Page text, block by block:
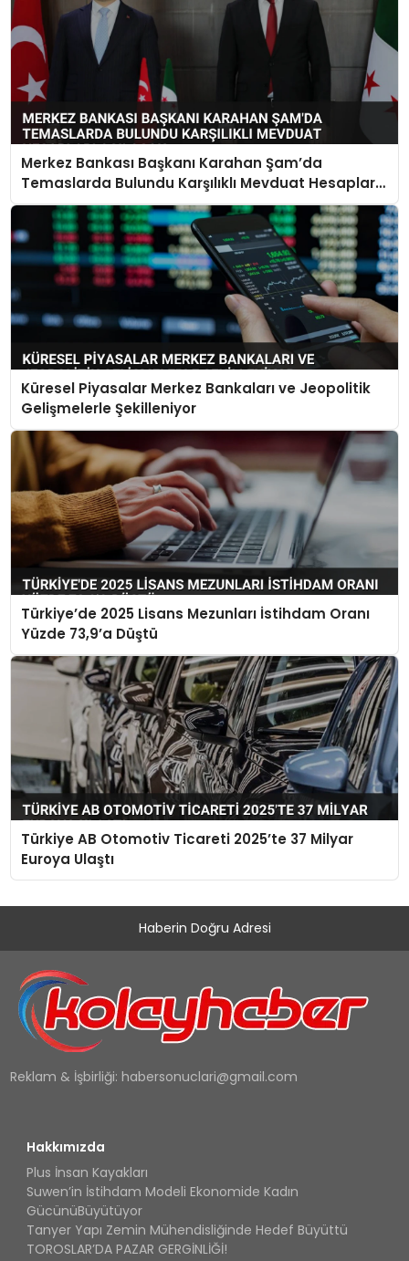
Merkez Bankası Başkanı Karahan Şam’da
Temaslarda Bulundu Karşılıklı Mevduat Hesapları
Açılacak
Küresel Piyasalar Merkez Bankaları ve Jeopolitik
Gelişmelerle Şekilleniyor
Türkiye’de 2025 Lisans Mezunları İstihdam Oranı
Yüzde 73,9’a Düştü
Türkiye AB Otomotiv Ticareti 2025’te 37 Milyar
Euroya Ulaştı
Haberin Doğru Adresi
Reklam & İşbirliği: habersonuclari@gmail.com
Hakkımızda
Plus İnsan Kayakları
Suwen’in İstihdam Modeli Ekonomide Kadın
GücünüBüyütüyor
Tanyer Yapı Zemin Mühendisliğinde Hedef Büyüttü
TOROSLAR’DA PAZAR GERGİNLİĞİ!